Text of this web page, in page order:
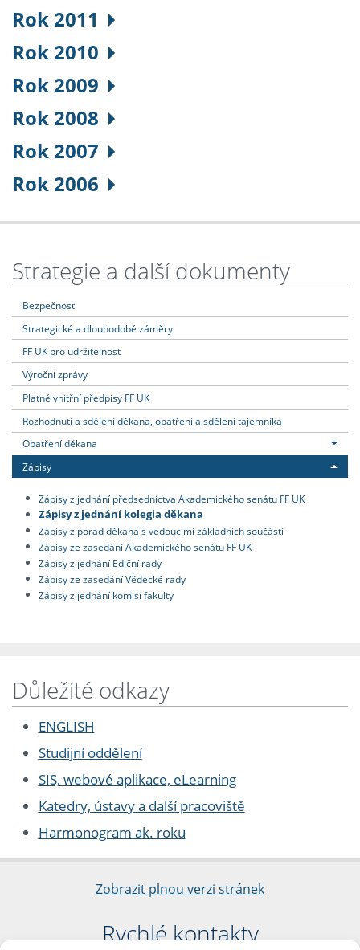
Rok 2011
Rok 2010
Rok 2009
Rok 2008
Rok 2007
Rok 2006
Strategie a další dokumenty
Bezpečnost
Strategické a dlouhodobé záměry
FF UK pro udržitelnost
Výroční zprávy
Platné vnitřní předpisy FF UK
Rozhodnutí a sdělení děkana, opatření a sdělení tajemníka
Opatření děkana
Zápisy
Zápisy z jednání předsednictva Akademického senátu FF UK
Zápisy z jednání kolegia děkana
Zápisy z porad děkana s vedoucími základních součástí
Zápisy ze zasedání Akademického senátu FF UK
Zápisy z jednání Ediční rady
Zápisy ze zasedání Vědecké rady
Zápisy z jednání komisí fakulty
Důležité odkazy
ENGLISH
Studijní oddělení
SIS, webové aplikace, eLearning
Katedry, ústavy a další pracoviště
Harmonogram ak. roku
Zobrazit plnou verzi stránek
Rychlé kontakty